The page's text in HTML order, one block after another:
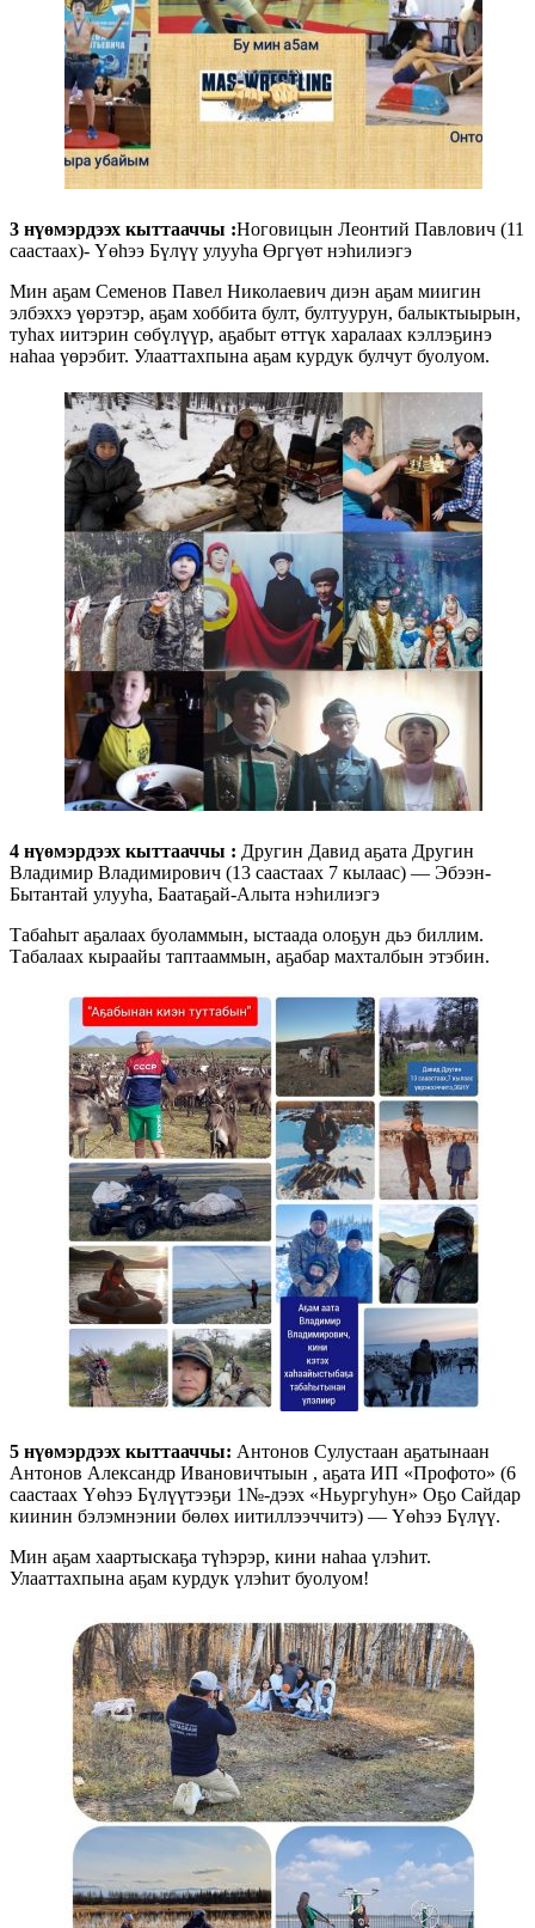
3 нүөмэрдээх кыттааччы :Ноговицын Леонтий Павлович (11
саастаах)- Үөһээ Бүлүү улууһа Өргүөт нэһилиэгэ
Мин аҕам Семенов Павел Николаевич диэн аҕам миигин
элбэххэ үөрэтэр, аҕам хоббита булт, бултуурун, балыктыырын,
туһах иитэрин сөбүлүүр, аҕабыт өттүк харалаах кэллэҕинэ
наһаа үөрэбит. Улааттахпына аҕам курдук булчут буолуом.
4 нүөмэрдээх кыттааччы : Другин Давид аҕата Другин
Владимир Владимирович (13 саастаах 7 кылаас) — Эбээн-
Бытантай улууһа, Баатаҕай-Алыта нэһилиэгэ
Табаһыт аҕалаах буоламмын, ыстаада олоҕун дьэ биллим.
Табалаах кыраайы таптааммын, аҕабар махталбын этэбин.
5 нүөмэрдээх кыттааччы: Антонов Сулустаан аҕатынаан
Антонов Александр Ивановичтыын , аҕата ИП «Профото» (6
саастаах Үөһээ Бүлүүтээҕи 1№-дээх «Ньургуһун» Оҕо Сайдар
киинин бэлэмнэнии бөлөх иитиллээччитэ) — Үөһээ Бүлүү.
Мин аҕам хаартыскаҕа түһэрэр, кини наһаа үлэһит.
Улааттахпына аҕам курдук үлэһит буолуом!